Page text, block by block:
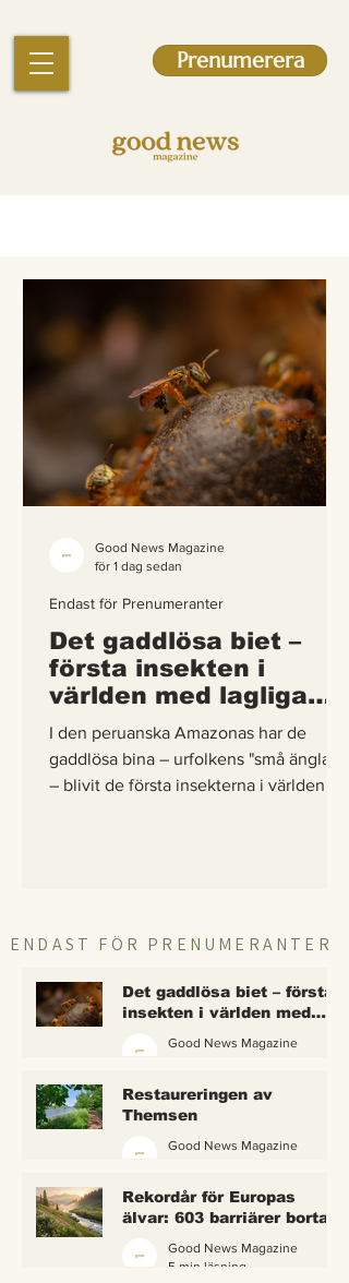
Prenumerera
Det gaddlösa biet –
första insekten i
världen med lagliga
rättigheter
I den peruanska Amazonas har de
gaddlösa bina – urfolkens "små änglar"
– blivit de första insekterna i världen att
Endast för Prenumeranter
Good News Magazine
för 1 dag sedan
ENDAST FÖR PRENUMERANTER
Det gaddlösa biet – första
insekten i världen med
Good News Magazine
Restaureringen av
Themsen
Good News Magazine
Rekordår för Europas
älvar: 603 barriärer borta
igen
Good News Magazine
5 min läsning